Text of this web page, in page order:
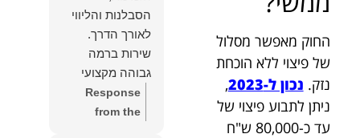
החוק מאפשר מסלול
של פיצוי ללא הוכחת
נזק. נכון ל-2023
,
ניתן לתבוע פיצוי של
עד כ-80,000 ש"ח
משרד עורכי דין
ונוטריון
הסבלנות,
היסודיות
והאכפתיות שלו
בלטו מהרגע
הראשון. הרגשתי
שיש לי על מי
לסמוך, ואני
שמעון האן
משרד עורכי דין
ונוטריון
הסבלנות והליווי
שירות ברמה
גבוהה מקצועי
ואמין.
Response
from the